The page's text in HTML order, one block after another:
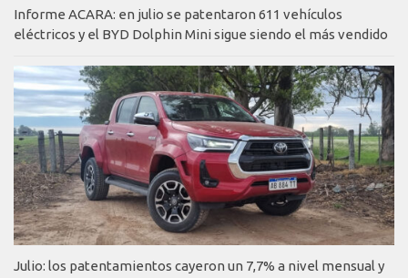
Informe ACARA: en julio se patentaron 611 vehículos
eléctricos y el BYD Dolphin Mini sigue siendo el más vendido
Julio: los patentamientos cayeron un 7,7% a nivel mensual y